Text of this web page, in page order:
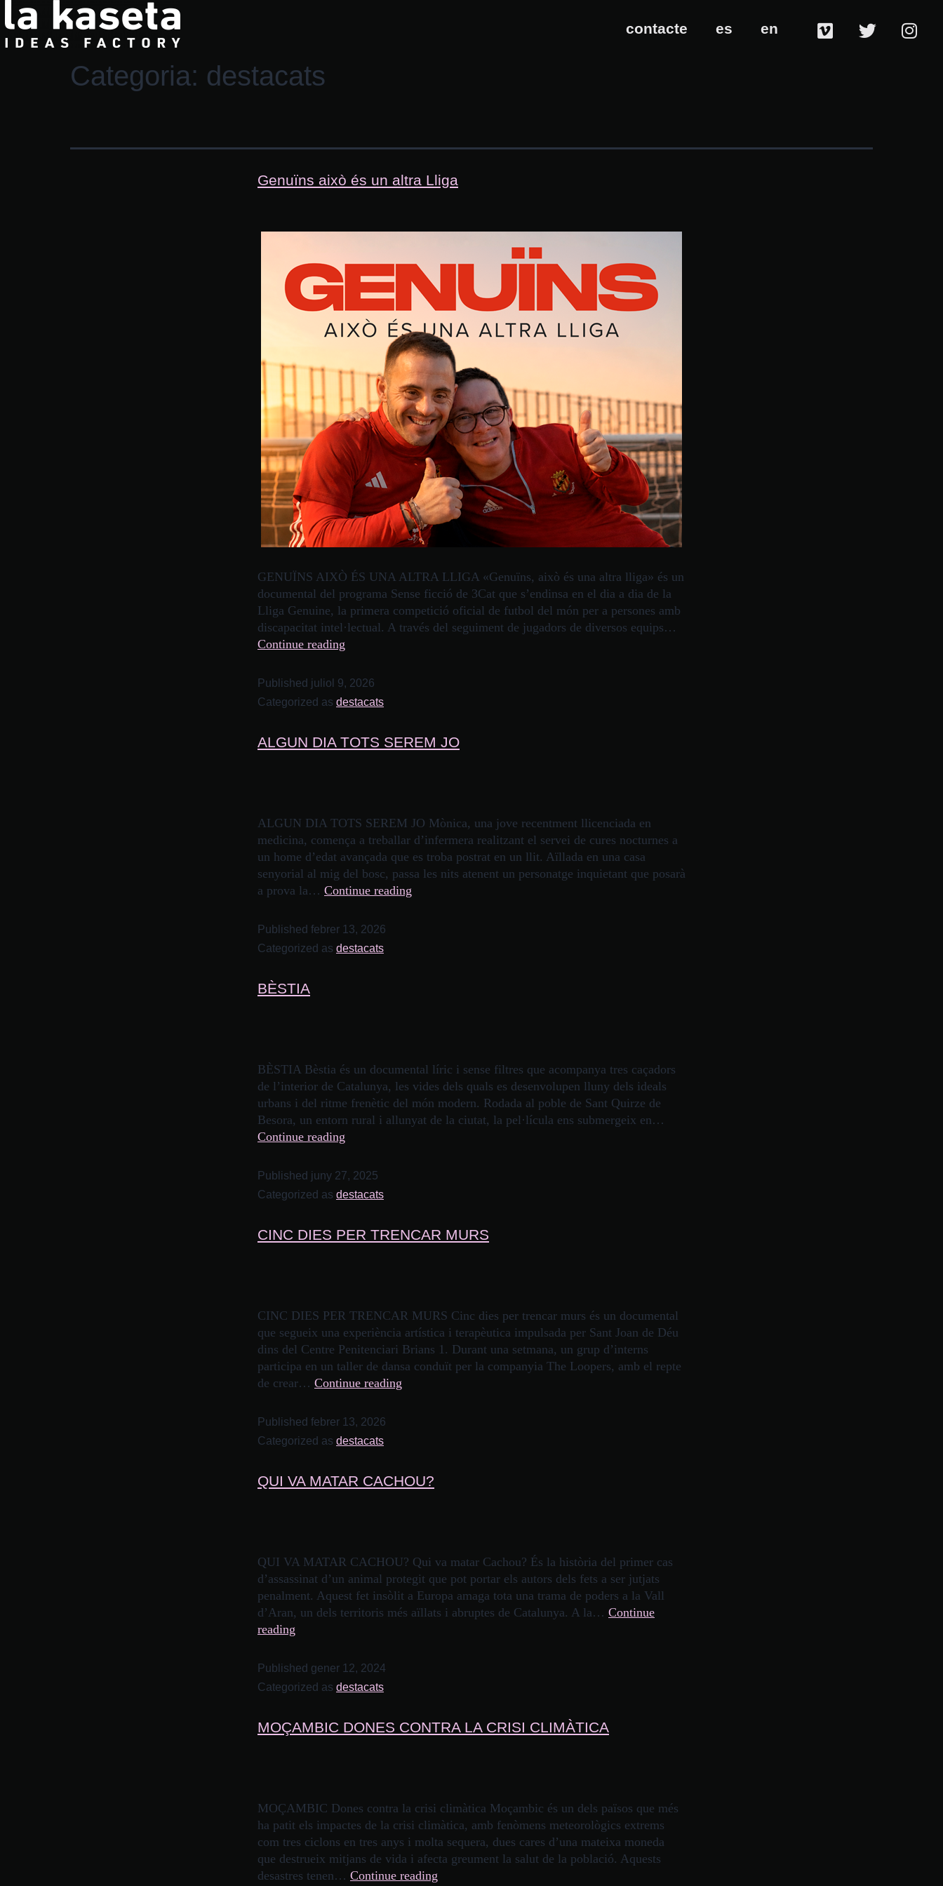
contacte es en
Categoria: destacats
Genuïns això és un altra Lliga
GENUÏNS AIXÒ ÉS UNA ALTRA LLIGA «Genuïns, això és una altra lliga» és un
documental del programa Sense ficció de 3Cat que s’endinsa en el dia a dia de la
Lliga Genuine, la primera competició oficial de futbol del món per a persones amb
discapacitat intel·lectual. A través del seguiment de jugadors de diversos equips…
Continue reading
Published juliol 9, 2026
Categorized as destacats
ALGUN DIA TOTS SEREM JO
ALGUN DIA TOTS SEREM JO Mònica, una jove recentment llicenciada en
medicina, comença a treballar d’infermera realitzant el servei de cures nocturnes a
un home d’edat avançada que es troba postrat en un llit. Aïllada en una casa
senyorial al mig del bosc, passa les nits atenent un personatge inquietant que posarà
a prova la… Continue reading
Published febrer 13, 2026
Categorized as destacats
BÈSTIA
BÈSTIA Bèstia és un documental líric i sense filtres que acompanya tres caçadors
de l’interior de Catalunya, les vides dels quals es desenvolupen lluny dels ideals
urbans i del ritme frenètic del món modern. Rodada al poble de Sant Quirze de
Besora, un entorn rural i allunyat de la ciutat, la pel·lícula ens submergeix en…
Continue reading
Published juny 27, 2025
Categorized as destacats
CINC DIES PER TRENCAR MURS
CINC DIES PER TRENCAR MURS Cinc dies per trencar murs és un documental
que segueix una experiència artística i terapèutica impulsada per Sant Joan de Déu
dins del Centre Penitenciari Brians 1. Durant una setmana, un grup d’interns
participa en un taller de dansa conduït per la companyia The Loopers, amb el repte
de crear… Continue reading
Published febrer 13, 2026
Categorized as destacats
QUI VA MATAR CACHOU?
QUI VA MATAR CACHOU? Qui va matar Cachou? És la història del primer cas
d’assassinat d’un animal protegit que pot portar els autors dels fets a ser jutjats
penalment. Aquest fet insòlit a Europa amaga tota una trama de poders a la Vall
d’Aran, un dels territoris més aïllats i abruptes de Catalunya. A la… Continue
reading
Published gener 12, 2024
Categorized as destacats
MOÇAMBIC DONES CONTRA LA CRISI CLIMÀTICA
MOÇAMBIC Dones contra la crisi climàtica Moçambic és un dels països que més
ha patit els impactes de la crisi climàtica, amb fenòmens meteorològics extrems
com tres ciclons en tres anys i molta sequera, dues cares d’una mateixa moneda
que destrueix mitjans de vida i afecta greument la salut de la població. Aquests
desastres tenen… Continue reading